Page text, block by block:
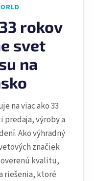
rokov
svet
na
na viac ako 33
predaja, výroby a
Ako výhradný
značiek
kvalitu,
riešenia, ktoré